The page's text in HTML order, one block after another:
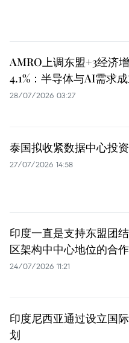
AMRO上调东盟+3经济
4.1%：半导体与AI需求
28/07/2026 03:27
泰国拟收紧数据中心投
27/07/2026 14:58
印度一直是支持东盟团
区架构中中心地位的合
24/07/2026 11:21
印度尼西亚通过设立国
划